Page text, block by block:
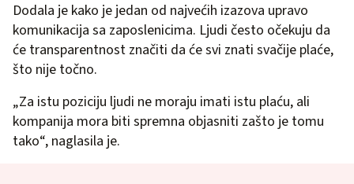
Dodala je kako je jedan od najvećih izazova upravo
komunikacija sa zaposlenicima. Ljudi često očekuju da
će transparentnost značiti da će svi znati svačije plaće,
što nije točno.
„Za istu poziciju ljudi ne moraju imati istu plaću, ali
kompanija mora biti spremna objasniti zašto je tomu
tako“, naglasila je.